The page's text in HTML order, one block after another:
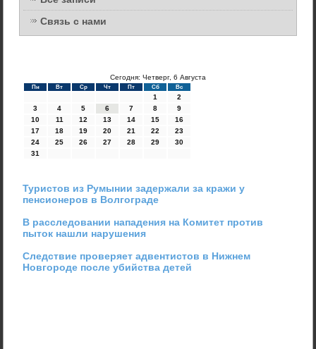
Связь с нами
Сегодня: Четверг, 6 Августа
Пн Вт Ср Чт Пт Сб Вс
1
2
3
4 5 6 7 8
9
10
11 12 13 14 15
16
17
18 19 20 21 22
23
24
25 26 27 28 29
30
31
Туристов из Румынии задержали за кражи у
пенсионеров в Волгограде
В расследовании нападения на Комитет против
пыток нашли нарушения
Следствие проверяет адвентистов в Нижнем
Новгороде после убийства детей